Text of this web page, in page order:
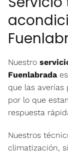
Nuestro
Fuenlabrada
que las
por lo que
respuesta
Nuestros
climatización,